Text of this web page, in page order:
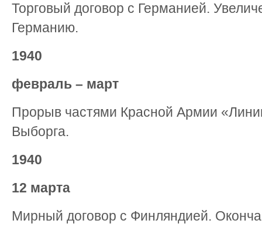
Торговый договор с Германией.
Германию.
1940
февраль – март
Прорыв частями Красной Армии
Выборга.
1940
12 марта
Мирный договор с Финляндией.